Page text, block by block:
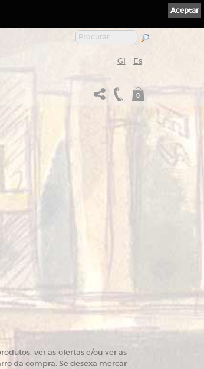
Gl Es
0
ver as ofertas e/ou ver as
da compra. Se desexa mercar
Aceptar